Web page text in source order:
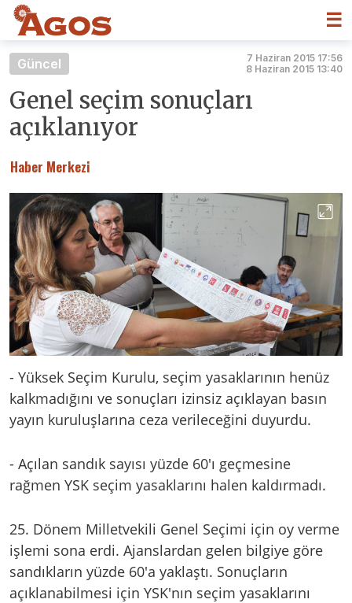
☰
Güncel
7 Haziran 2015 17:56
8 Haziran 2015 13:40
Genel seçim sonuçları
açıklanıyor
Haber Merkezi
- Yüksek Seçim Kurulu, seçim yasaklarının henüz
kalkmadığını ve sonuçları izinsiz açıklayan basın
yayın kuruluşlarına ceza verileceğini duyurdu.
- Açılan sandık sayısı yüzde 60'ı geçmesine
rağmen YSK seçim yasaklarını halen kaldırmadı.
25. Dönem Milletvekili Genel Seçimi için oy verme
işlemi sona erdi. Ajanslardan gelen bilgiye göre
sandıkların yüzde 60'a yaklaştı. Sonuçların
açıklanabilmesi için YSK'nın seçim yasaklarını